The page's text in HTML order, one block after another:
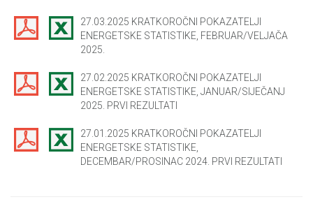
27.03.2025 KRATKOROČNI POKAZATELJI
ENERGETSKE STATISTIKE, FEBRUAR/VELJAČA
2025.
27.02.2025 KRATKOROČNI POKAZATELJI
ENERGETSKE STATISTIKE, JANUAR/SIJEČANJ
2025. PRVI REZULTATI
27.01.2025 KRATKOROČNI POKAZATELJI
ENERGETSKE STATISTIKE,
DECEMBAR/PROSINAC 2024. PRVI REZULTATI